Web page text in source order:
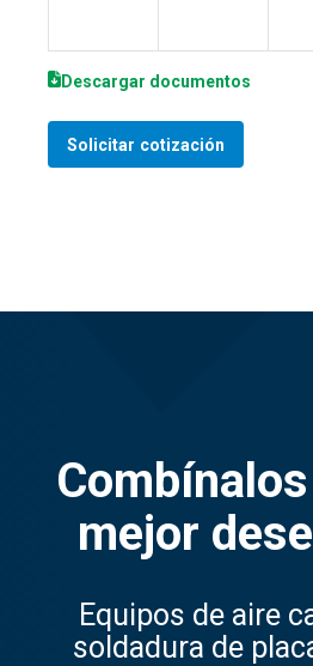
Descargar documentos
Solicitar cotización
mejor
Equipos de aire
soldadura de